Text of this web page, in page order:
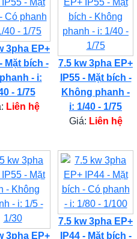
3pha EP+
- Mặt bích -
- i:
- 1/75
Liên hệ
7.5 kw 3pha EP+
IP55 - Mặt bích -
Không phanh -
i: 1/40 - 1/75
Giá: Liên hệ
3pha EP+
7.5 kw 3pha EP+
IP44 - Mặt bích -